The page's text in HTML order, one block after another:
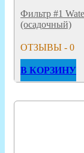
Фильтр #1
(осадочный)
ОТЗЫВЫ - 0
В КОРЗИНУ